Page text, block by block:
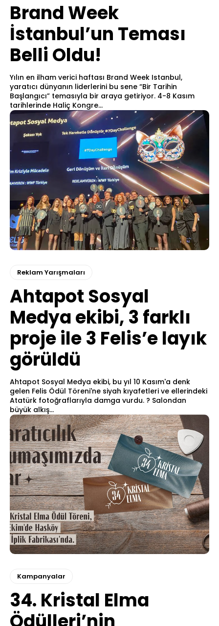
Brand Week
İstanbul’un Teması
Belli Oldu!
Yılın en ilham verici haftası Brand Week Istanbul,
yaratıcı dünyanın liderlerini bu sene “Bir Tarihin
Başlangıcı” temasıyla bir araya getiriyor. 4-8 Kasım
tarihlerinde Haliç Kongre...
Reklam Yarışmaları
Ahtapot Sosyal
Medya ekibi, 3 farklı
proje ile 3 Felis’e layık
görüldü
Ahtapot Sosyal Medya ekibi, bu yıl 10 Kasım'a denk
gelen Felis Ödül Töreni'ne siyah kıyafetleri ve ellerindeki
Atatürk fotoğraflarıyla damga vurdu. ? Salondan
büyük alkış...
Kampanyalar
34. Kristal Elma